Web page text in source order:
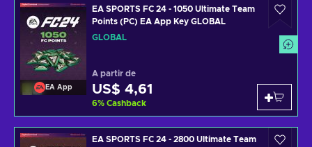
EA App
EA SPORTS FC 24 - 1050 Ultimate Team
Points (PC) EA App Key GLOBAL
GLOBAL
A partir de
US$ 4,61
6% Cashback
EA SPORTS FC 24 - 2800 Ultimate Team